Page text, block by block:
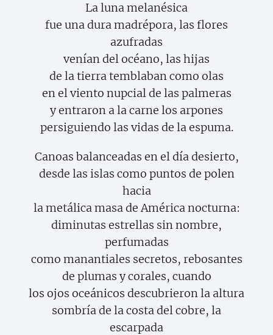
La luna melanésica
fue una dura madrépora, las flores
azufradas
venían del océano, las hijas
de la tierra temblaban como olas
en el viento nupcial de las palmeras
y entraron a la carne los arpones
persiguiendo las vidas de la espuma.
Canoas balanceadas en el día desierto,
desde las islas como puntos de polen
hacia
la metálica masa de América nocturna:
diminutas estrellas sin nombre,
perfumadas
como manantiales secretos, rebosantes
de plumas y corales, cuando
los ojos oceánicos descubrieron la altura
sombría de la costa del cobre, la
escarpada